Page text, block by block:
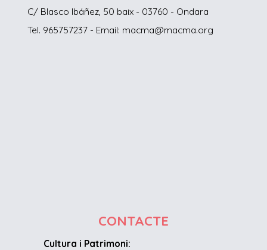
C/ Blasco Ibáñez, 50 baix - 03760 - Ondara
Tel. 965757237 - Email: macma@macma.org
CONTACTE
Cultura i Patrimoni: